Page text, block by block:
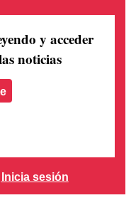
y acceder
noticias
Inicia sesión